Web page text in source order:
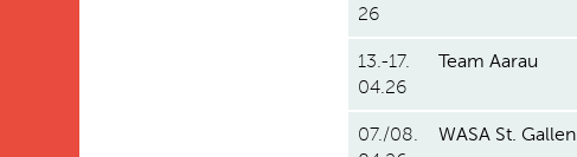
26
13.-17.
04.26
Team Aarau
07./08.
WASA St. Gallen